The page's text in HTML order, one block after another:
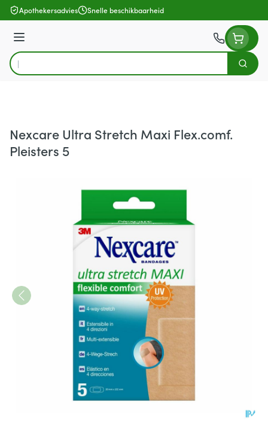
Ga naar de inhoud
Apothekersadvies Snelle beschikbaarheid
Menu
Product, merk, categorie...
Zoek
Nexcare Ultra Stretch Maxi Flex.comf.
Pleisters 5